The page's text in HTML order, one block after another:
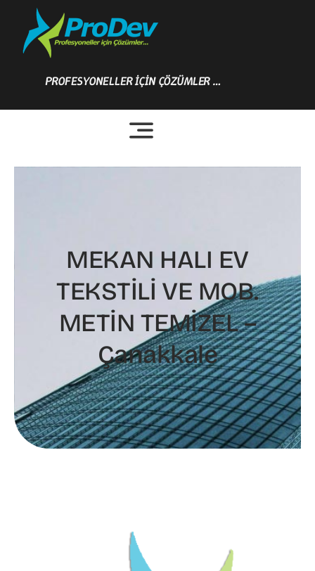
content
PROFESYONELLER İÇİN ÇÖZÜMLER …
MEKAN HALI EV
TEKSTİLİ VE MOB.
METİN TEMİZEL –
Çanakkale